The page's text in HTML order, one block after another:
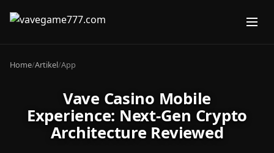
Home/Artikel/App
Vave Casino Mobile
Experience: Next-Gen Crypto
Architecture Reviewed